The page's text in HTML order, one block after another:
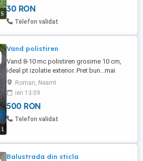
5
Vopsit profesional pentru acoperișuri,
foișoare, hale . Garduri și alte suprafețe
30 RON
Telefon validat
1
Vand polistiren
Vand 8-10 mc polistiren grosime 10 cm,
ideal pt izolatie exterior. Pret bun...mai
multe la tel. O7691oo31o.
Roman, Neamt
ieri 13:09
500 RON
Telefon validat
Balustrada din sticla